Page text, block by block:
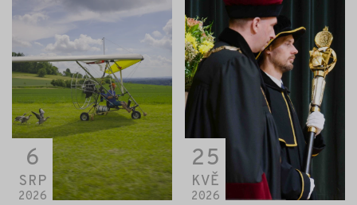
vzdoruje bohům, obrům, svůdné kouzelnici Kirké a dalším
nebezpečím, jeho žena Pénelopé vzdoruje mužům, kteří
chtějí uchvátit ji a s ní celé ithacké království.
6
SRP
2026
25
KVĚ
2026